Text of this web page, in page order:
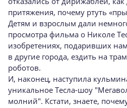
притяжения, почему ртуть
Детям и взрослым дали
просмотра фильма о Николе
изобретениях, подаривших
в другие города, ездить на
роботов.
И, наконец, наступила
уникальное Тесла-шоу
молний". Кстати, знаете,